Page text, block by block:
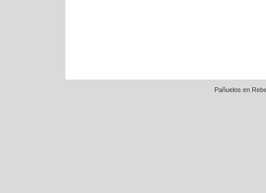
Pañuelos en